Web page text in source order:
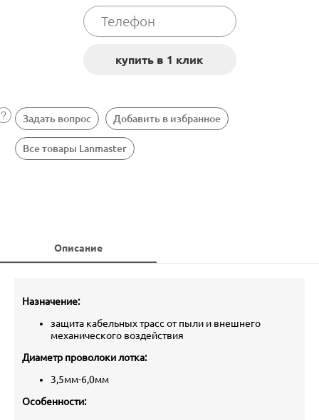
Задать вопрос Добавить в избранное
Все товары Lanmaster
Описание
Назначение:
защита кабельных трасс от пыли и внешнего
механического воздействия
Диаметр проволоки лотка:
3,5мм-6,0мм
Особенности: